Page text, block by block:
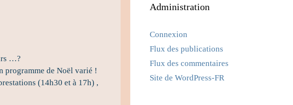
…?
programme de Noël varié !
(14h30 et à 17h) ,
Administration
Connexion
Flux des publications
Flux des commentaires
Site de WordPress-FR